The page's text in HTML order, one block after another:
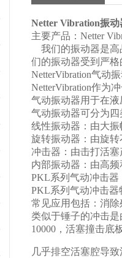
Netter Vibration振动
主要产品：Netter
我们的振动器是高
们的振动器受到严
NetterVibration气动
NetterVibration作为
气动振动器用于在
气动振动器可分为四
线性振动器：由大
旋转振动器：由旋
冲击器：由击打活
内部振动器：由高
PKL系列气动冲击器
PKL系列气动冲击
常见应用包括：消
类似于锤子的冲击是
10000，活塞撞击底
几乎排空活塞腔导